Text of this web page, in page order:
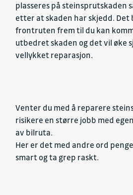
plasseres på steinsprutskaden
etter at skaden har skjedd.
frontruten frem til du kan
utbedret skaden og det vil øke
vellykket reparasjon.
Venter du med å reparere
risikere en større jobb med
av bilruta.
Her er det med andre ord
smart og ta grep raskt.